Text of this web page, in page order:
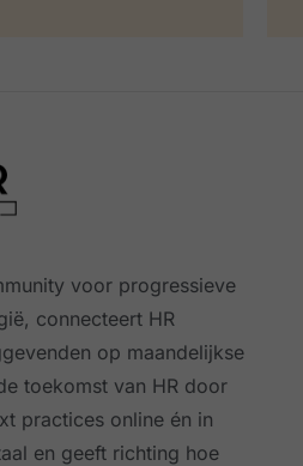
voor progressieve
connecteert HR
op maandelijkse
toekomst van HR door
practices online én in
en geeft richting hoe